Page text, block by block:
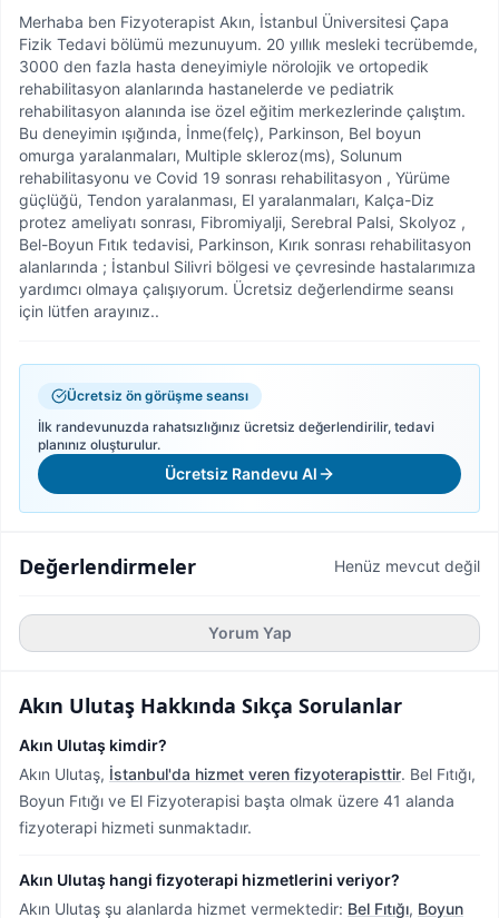
Merhaba ben Fizyoterapist Akın, İstanbul Üniversitesi Çapa
Fizik Tedavi bölümü mezunuyum. 20 yıllık mesleki tecrübemde,
3000 den fazla hasta deneyimiyle nörolojik ve ortopedik
rehabilitasyon alanlarında hastanelerde ve pediatrik
rehabilitasyon alanında ise özel eğitim merkezlerinde çalıştım.
Bu deneyimin ışığında, İnme(felç), Parkinson, Bel boyun
omurga yaralanmaları, Multiple skleroz(ms), Solunum
rehabilitasyonu ve Covid 19 sonrası rehabilitasyon , Yürüme
güçlüğü, Tendon yaralanması, El yaralanmaları, Kalça-Diz
protez ameliyatı sonrası, Fibromiyalji, Serebral Palsi, Skolyoz ,
Bel-Boyun Fıtık tedavisi, Parkinson, Kırık sonrası rehabilitasyon
alanlarında ; İstanbul Silivri bölgesi ve çevresinde hastalarımıza
yardımcı olmaya çalışıyorum. Ücretsiz değerlendirme seansı
için lütfen arayınız..
Ücretsiz ön görüşme seansı
İlk randevunuzda rahatsızlığınız ücretsiz değerlendirilir, tedavi
planınız oluşturulur.
Ücretsiz Randevu Al
Değerlendirmeler Henüz mevcut değil
Yorum Yap
Akın Ulutaş Hakkında Sıkça Sorulanlar
Akın Ulutaş kimdir?
Akın Ulutaş, İstanbul'da hizmet veren fizyoterapisttir. Bel Fıtığı,
Boyun Fıtığı ve El Fizyoterapisi başta olmak üzere 41 alanda
fizyoterapi hizmeti sunmaktadır.
Akın Ulutaş hangi fizyoterapi hizmetlerini veriyor?
Akın Ulutaş şu alanlarda hizmet vermektedir: Bel Fıtığı, Boyun